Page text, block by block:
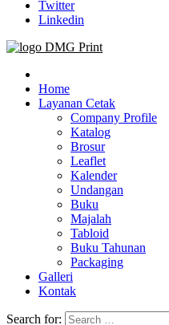
Twitter
Linkedin
Jasa Cetak Online DMG Printing
Home
Layanan Cetak
Company Profile
Katalog
Brosur
Leaflet
Kalender
Undangan
Buku
Majalah
Tabloid
Buku Tahunan
Packaging
Galleri
Kontak
Search for: